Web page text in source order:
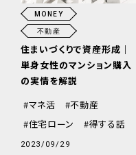
MONEY
不動産
住まいづくりで資産形成｜
単身女性のマンション購入
の実情を解説
マネ活
不動産
住宅ローン
得する話
2023/09/29